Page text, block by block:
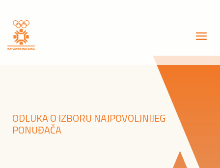
ODLUKA O IZBORU NAJPOVOLJNIJEG
PONUĐAČA